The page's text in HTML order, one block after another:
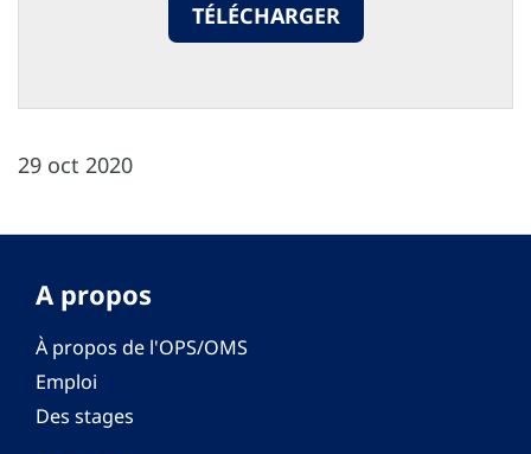
TÉLÉCHARGER
29 oct 2020
A propos
À propos de l'OPS/OMS
Emploi
Des stages